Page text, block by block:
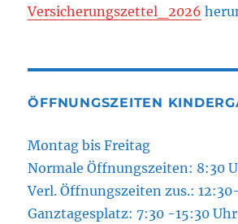
Versicherungszettel_2026
ÖFFNUNGSZEITEN
Montag bis Freitag
Normale Öffnungszeiten: 8:30
Verl. Öffnungszeiten zus.:
Ganztagesplatz: 7:30 -15:30 Uhr